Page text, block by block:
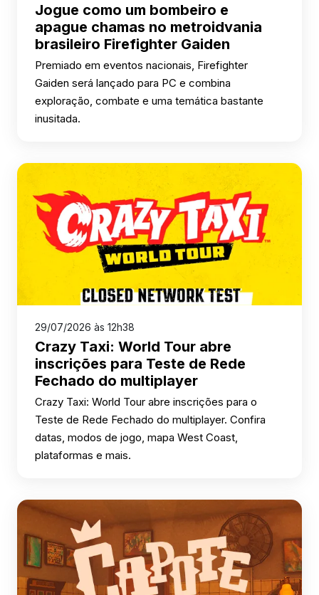
Jogue como um bombeiro e
apague chamas no metroidvania
brasileiro Firefighter Gaiden
Premiado em eventos nacionais, Firefighter
Gaiden será lançado para PC e combina
exploração, combate e uma temática bastante
inusitada.
29/07/2026 às 12h38
Crazy Taxi: World Tour abre
inscrições para Teste de Rede
Fechado do multiplayer
Crazy Taxi: World Tour abre inscrições para o
Teste de Rede Fechado do multiplayer. Confira
datas, modos de jogo, mapa West Coast,
plataformas e mais.